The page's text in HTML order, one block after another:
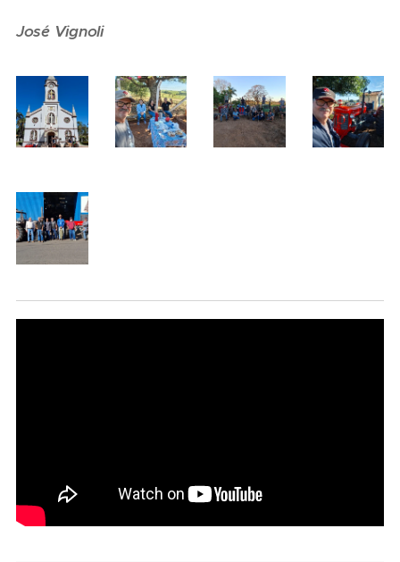
José Vignoli